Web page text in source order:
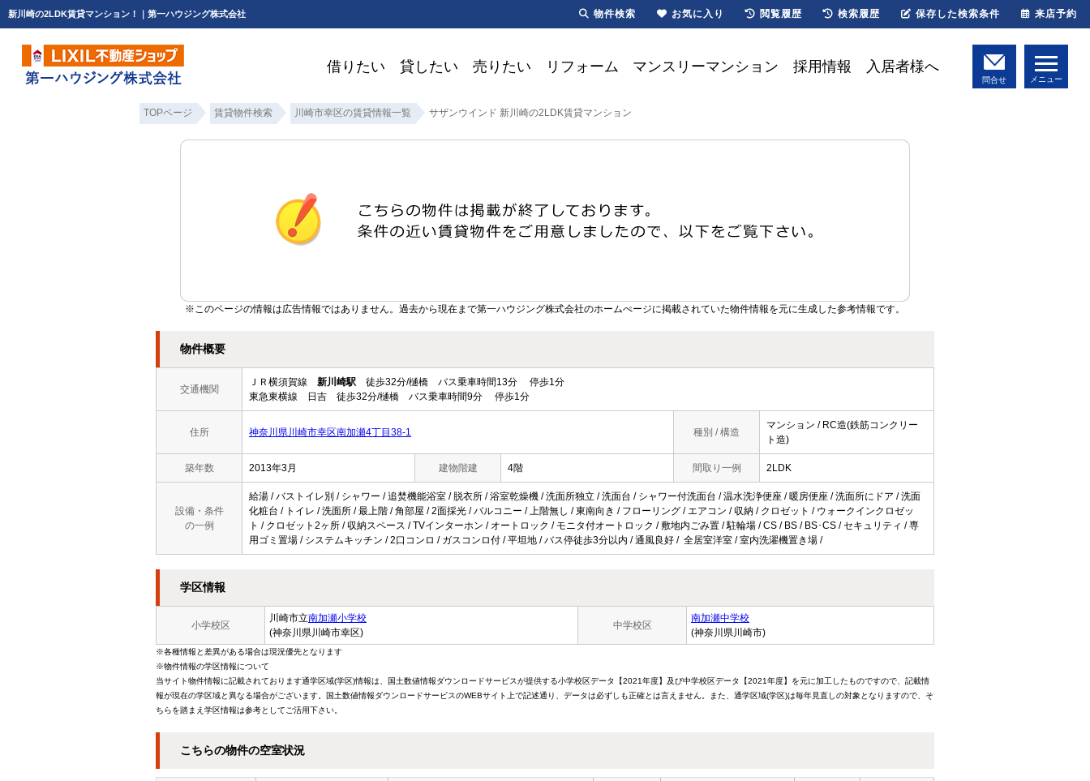
新川崎の2LDK賃貸マンション！｜第一ハウジング株式会社
借りたい 貸したい 売りたい リフォーム マンスリーマンション 採用情報 入居者様へ
問合せ メニュー
TOPページ 賃貸物件検索 川崎市幸区の賃貸情報一覧 サザンウインド 新川崎の2LDK賃貸マンション
※このページの情報は広告情報ではありません。過去から現在まで第一ハウジング株式会社のホームぺージに掲載されていた物件情報を元に生成した参考情報です。
物件概要
交通機関
ＪＲ横須賀線 新川崎駅 徒歩32分/樋橋 バス乗車時間13分 停歩1分
東急東横線 日吉 徒歩32分/樋橋 バス乗車時間9分 停歩1分
住所 神奈川県川崎市幸区南加瀬4丁目38-1 種別 / 構造
マンション / RC造(鉄筋コンクリー
ト造)
築年数 2013年3月 建物階建 4階 間取り一例 2LDK
設備・条件
の一例
給湯 / バストイレ別 / シャワー / 追焚機能浴室 / 脱衣所 / 浴室乾燥機 / 洗面所独立 / 洗面台 / シャワー付洗面台 / 温水洗浄便座 / 暖房便座 / 洗面所にドア / 洗面
化粧台 / トイレ / 洗面所 / 最上階 / 角部屋 / 2面採光 / バルコニー / 上階無し / 東南向き / フローリング / エアコン / 収納 / クロゼット / ウォークインクロゼッ
ト / クロゼット2ヶ所 / 収納スペース / TVインターホン / オートロック / モニタ付オートロック / 敷地内ごみ置 / 駐輪場 / CS / BS / BS･CS / セキュリティ / 専
用ゴミ置場 / システムキッチン / 2口コンロ / ガスコンロ付 / 平坦地 / バス停徒歩3分以内 / 通風良好 / 全居室洋室 / 室内洗濯機置き場 /
学区情報
小学校区
川崎市立南加瀬小学校
(神奈川県川崎市幸区)
中学校区
南加瀬中学校
(神奈川県川崎市)
※各種情報と差異がある場合は現況優先となります
※物件情報の学区情報について
当サイト物件情報に記載されております通学区域(学区)情報は、国土数値情報ダウンロードサービスが提供する小学校区データ【2021年度】及び中学校区データ【2021年度】を元に加工したものですので、記載情
報が現在の学区域と異なる場合がございます。国土数値情報ダウンロードサービスのWEBサイト上で記述通り、データは必ずしも正確とは言えません。また、通学区域(学区)は毎年見直しの対象となりますので、そ
ちらを踏まえ学区情報は参考としてご活用下さい。
こちらの物件の空室状況
物件検索 お気に入り 閲覧履歴 検索履歴 保存した検索条件 来店予約